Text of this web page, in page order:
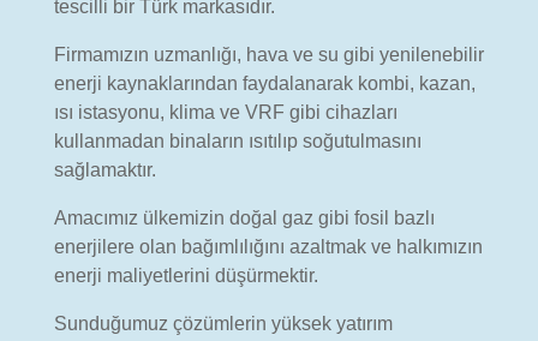
tescilli bir Türk markasıdır.
Firmamızın uzmanlığı, hava ve su gibi yenilenebilir
enerji kaynaklarından faydalanarak kombi, kazan,
ısı istasyonu, klima ve VRF gibi cihazları
kullanmadan binaların ısıtılıp soğutulmasını
sağlamaktır.
Amacımız ülkemizin doğal gaz gibi fosil bazlı
enerjilere olan bağımlılığını azaltmak ve halkımızın
enerji maliyetlerini düşürmektir.
Sunduğumuz çözümlerin yüksek yatırım